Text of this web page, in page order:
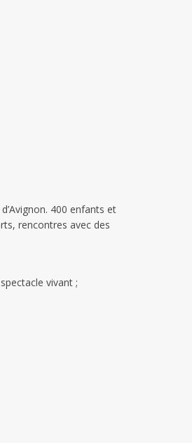
400 enfants et
rencontres avec des
vivant ;